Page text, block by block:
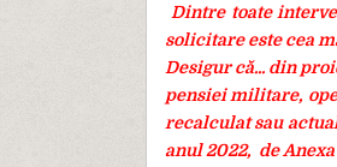
Dintre toate
solicitare este cea
Desigur că... din
pensiei militare,
recalculat sau
anul 2022, de Anexa